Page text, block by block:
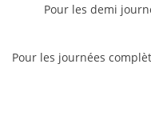
Pour les demi
Pour les journées